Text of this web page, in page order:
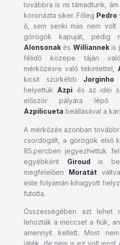
továbbra is mi támadtunk,
koronázta siker. Főleg Pedro
ő, sem senki más nem
görögök kapuját, pedig
Alonsonak és Williannekis
félidő közepe táján
mérkőzésre való tekintettel,
kicsit szürkébb Jorginho
helyettük Azpi és az idei
először pályára lépő
Azpilicueta beállásával a
A mérkőzés azonban
csordogált, a görögök első
85.percben jegyezhettük
egyébként Giroud is
megfelelően Moratát
este folyamán kihagyott
futotta.
Összességében azt lehet
lehozták a meccset a fiúk,
amennyit kellett. Most